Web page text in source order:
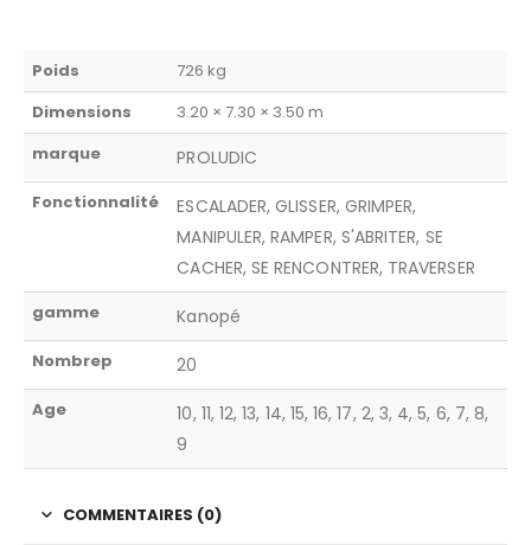
Poids
726 kg
Dimensions
3.20 × 7.30 × 3.50 m
marque
PROLUDIC
Fonctionnalité
ESCALADER, GLISSER, GRIMPER,
MANIPULER, RAMPER, S'ABRITER, SE
CACHER, SE RENCONTRER, TRAVERSER
gamme Kanopé
Nombrep 20
Age
10, 11, 12, 13, 14, 15, 16, 17, 2, 3, 4, 5, 6, 7, 8,
9
COMMENTAIRES (0)